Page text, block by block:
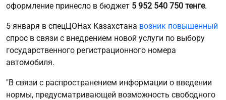
оформление принесло в бюджет 5 952 540 750 тенге.
5 января в спецЦОНах Казахстана возник повышенный
спрос в связи с внедрением новой услуги по выбору
государственного регистрационного номера
автомобиля.
"В связи с распространением информации о введении
нормы, предусматривающей возможность свободного